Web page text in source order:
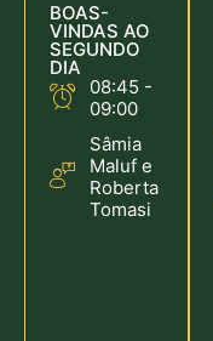
BOAS-
VINDAS AO
SEGUNDO
DIA
08:45 -
09:00
Sâmia
Maluf e
Roberta
Tomasi